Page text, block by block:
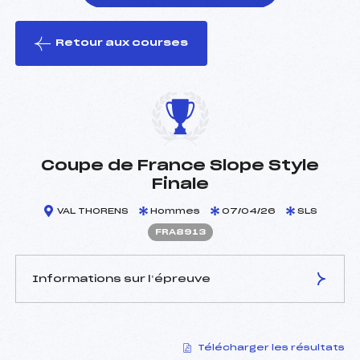
le ski
Retour aux courses
Coupe de France Slope Style
Finale
VAL THORENS Hommes 07/04/26 SLS
FRA8913
Informations sur l’épreuve
TESSIER GILLES (FRA)
Télécharger les résultats